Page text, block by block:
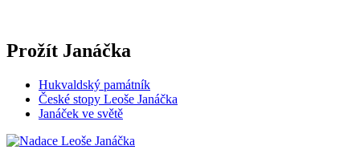
Prožít Janáčka
Hukvaldský památník
České stopy Leoše Janáčka
Janáček ve světě